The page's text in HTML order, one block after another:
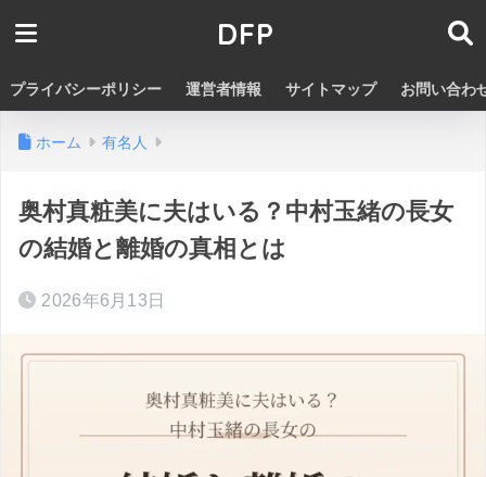
DFP
プライバシーポリシー 運営者情報 サイトマップ お問い合わ
ホーム 有名人
奥村真粧美に夫はいる？中村玉緒の長女
の結婚と離婚の真相とは
2026年6月13日